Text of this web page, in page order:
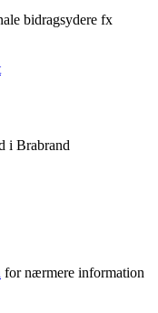
bidragsydere fx
i Brabrand
for nærmere information